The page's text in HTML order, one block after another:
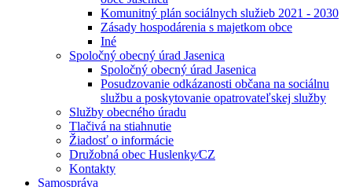
Komunitný plán sociálnych služieb 2021 - 2030
Zásady hospodárenia s majetkom obce
Iné
Spoločný obecný úrad Jasenica
Spoločný obecný úrad Jasenica
Posudzovanie odkázanosti občana na sociálnu
službu a poskytovanie opatrovateľskej služby
Služby obecného úradu
Tlačivá na stiahnutie
Žiadosť o informácie
Družobná obec Huslenky⁄CZ
Kontakty
Samospráva